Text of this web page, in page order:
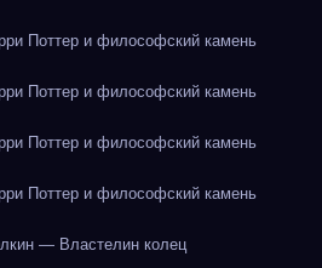
Поттер и философский камень
Поттер и философский камень
Поттер и философский камень
Поттер и философский камень
— Властелин колец